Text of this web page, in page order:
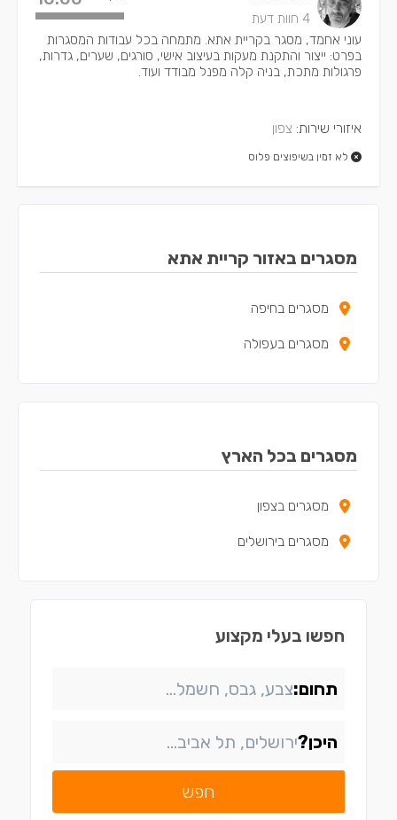
4 חוות דעת
עוני אחמד, מסגר בקריית אתא. מתמחה בכל עבודות המסגרות
בפרט: ייצור והתקנת מעקות בעיצוב אישי, סורגים, שערים, גדרות,
פרגולות מתכת, בניה קלה מפנל מבודד ועוד.
איזורי שירות: צפון
לא זמין בשיפוצים פלוס
מסגרים באזור קריית אתא
מסגרים בחיפה
מסגרים בעפולה
מסגרים בכל הארץ
מסגרים בצפון
מסגרים בירושלים
חפשו בעלי מקצוע
תחום:
היכן?
חפש